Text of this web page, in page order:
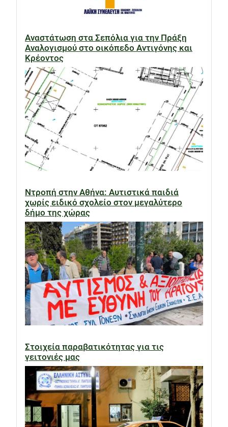
Αναστάτωση στα Σεπόλια για την Πράξη
Αναλογισμού στο οικόπεδο Αντιγόνης και
Κρέοντος
Ντροπή στην Αθήνα: Αυτιστικά παιδιά
χωρίς ειδικό σχολείο στον μεγαλύτερο
δήμο της χώρας
Στοιχεία παραβατικότητας για τις
γειτονιές μας